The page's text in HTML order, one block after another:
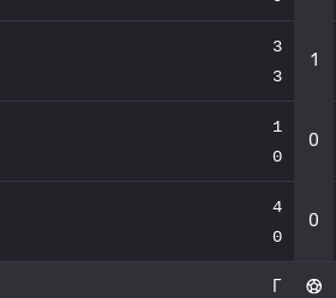
3
3
1
1
0
0
4
0
0
Г